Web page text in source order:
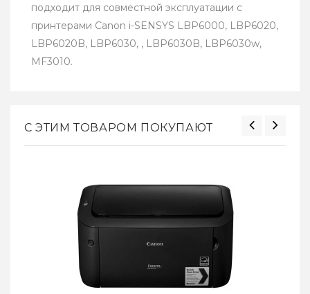
подходит для совместной эксплуатации с
принтерами Canon i-SENSYS LBP6000, LBP6020,
LBP6020B, LBP6030, , LBP6030B, LBP6030w,
MF3010.
С ЭТИМ ТОВАРОМ ПОКУПАЮТ